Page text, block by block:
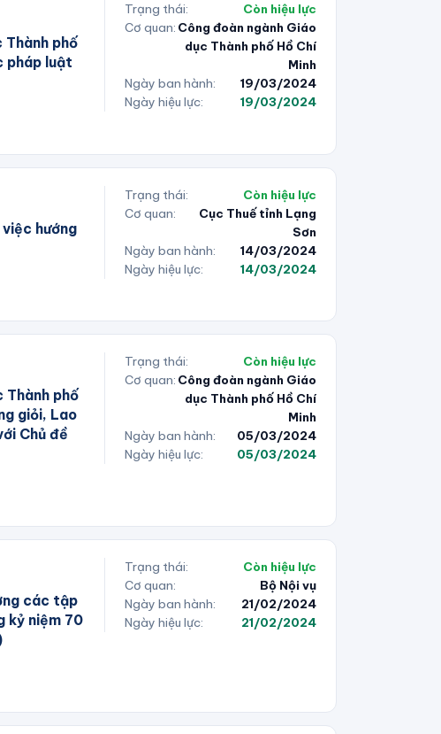
Thành phố
pháp luật
Trạng thái:
Còn hiệu lực
Cơ quan: Công đoàn ngành Giáo
dục Thành phố Hồ Chí
Minh
Ngày ban hành:
19/03/2024
Ngày hiệu lực:
19/03/2024
hướng
Trạng thái:
Còn hiệu lực
Cơ quan:
Cục Thuế tỉnh Lạng
Sơn
Ngày ban hành:
14/03/2024
Ngày hiệu lực:
14/03/2024
Thành phố
giỏi, Lao
Chủ đề
Trạng thái:
Còn hiệu lực
Cơ quan: Công đoàn ngành Giáo
dục Thành phố Hồ Chí
Minh
Ngày ban hành:
05/03/2024
Ngày hiệu lực:
05/03/2024
các tập
kỷ niệm 70
Trạng thái:
Còn hiệu lực
Cơ quan:
Bộ Nội vụ
Ngày ban hành:
21/02/2024
Ngày hiệu lực:
21/02/2024